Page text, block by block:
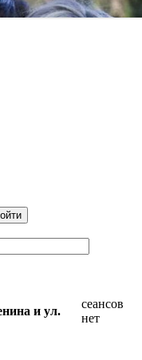
и ул.
сеансов
нет